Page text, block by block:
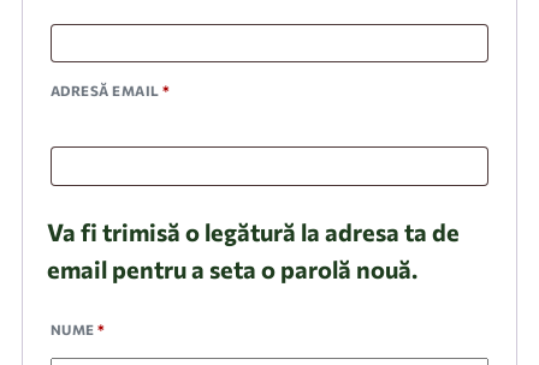
ADRESĂ EMAIL *
Va fi trimisă o legătură la adresa ta de
email pentru a seta o parolă nouă.
NUME*